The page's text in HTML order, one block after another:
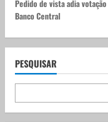
t
n
a
v
i
g
Pedido de vista adia
Banco Central
PESQUISAR